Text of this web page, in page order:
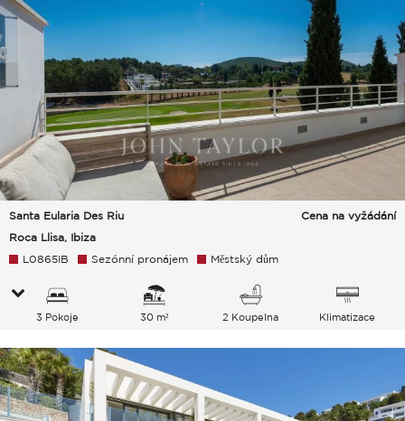
Santa Eularia Des Riu
Roca Llisa, Ibiza
Cena na vyžádání
L0865IB Sezónní pronájem Městský dům
3 Pokoje 30 m² 2 Koupelna Klimatizace